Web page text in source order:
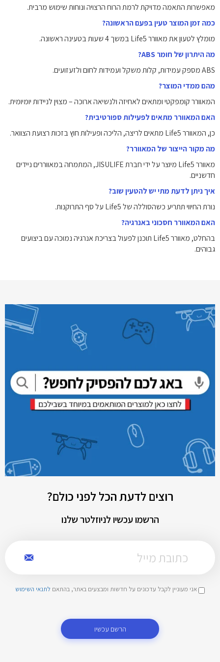
מאפשרות התאמה מדויקת לרמת הרוח הרצויה ונוחות שימוש מרבית.
כמה זמן המוצר טעין בפעם הראשונה?
מומלץ לטעון את מאוורר Life5 במשך 4 שעות בטעינה ראשונה.
מה היתרון של חומר ABS?
ABS מספק עמידות, קלות משקל ועמידות לחום ולזעזועים.
מהם ממדי המוצר?
המאוורר קומפקטי ומתאים לאחיזה ולנשיאה ארוכה – מצוין לניידות יומיומית.
האם המאוורר מתאים לפעילות ספורטיבית?
כן, המאוורר Life5 מתאים לריצה, הליכה ופעילות חוץ בזכות רצועת הצוואר.
מה מקור הייצור של המאוורר?
מאוורר Life5 מיוצר על ידי חברת JISULIFE, המתמחה במאווררים ניידים
חדשניים.
איך ניתן לדעת מתי יש להטעין שוב?
נורת החיווי תתריע כשהסוללה של Life5 על סף התרוקנות.
האם המאוורר חסכוני באנרגיה?
בהחלט, מאוורר Life5 תוכנן לפעול בצריכת אנרגיה נמוכה עם ביצועים
גבוהים.
רוצים לדעת הכל לפני כולם?
הרשמו עכשיו לניוזלטר שלנו
אני מעוניין לקבל עדכונים על חדשות ומבצעים באתר, בהתאם לתנאי השימוש
הרשם עכשיו